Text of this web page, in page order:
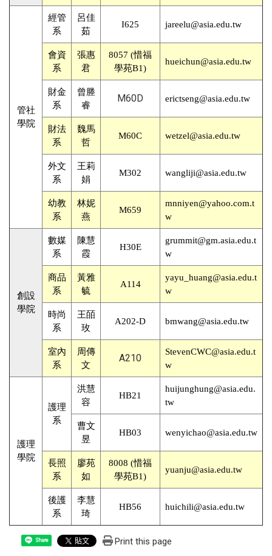
管社
學院
經管
系
呂佳
茹
I625 jareelu@asia.edu.tw
會資
系
張惠
君
8057 (惜福
學苑B1)
hueichun@asia.edu.tw
財金
系
曾塍
睿
M60D erictseng@asia.edu.tw
財法
系
魏馬
哲
M60C wetzel@asia.edu.tw
外文
系
王莉
娟
M302 wangliji@asia.edu.tw
幼教
系
林妮
燕
M659
mnniyen@yahoo.com.t
w
創設
學院
數媒
系
陳慧
霞
H30E
grummit@gm.asia.edu.t
w
商品
系
黃雅
毓
A114
yayu_huang@asia.edu.t
w
時尚
系
王皕
玫
A202-D bmwang@asia.edu.tw
室內
系
周傳
文
A210
StevenCWC@asia.edu.t
w
護理
學院
護理
系
洪慧
容
HB21
huijunghung@asia.edu.
tw
曹文
昱
HB03 wenyichao@asia.edu.tw
長照
系
廖苑
如
8008 (惜福
學苑B1)
yuanju@asia.edu.tw
後護
系
李慧
琦
HB56 huichili@asia.edu.tw
Share Print this page